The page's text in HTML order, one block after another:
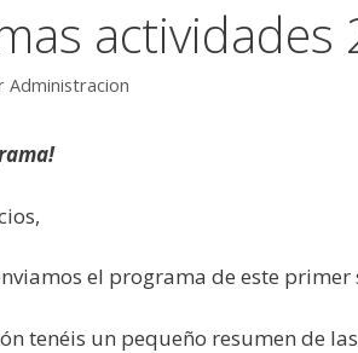
actividades
Administracion
el programa de este primer
tenéis un pequeño resumen de